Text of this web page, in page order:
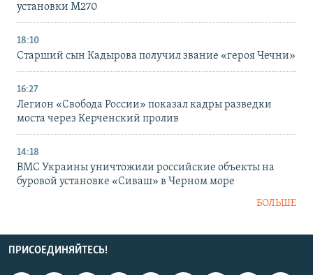
установки M270
18:10
Старший сын Кадырова получил звание «героя Чечни»
16:27
Легион «Свобода России» показал кадры разведки
моста через Керченский пролив
14:18
ВМС Украины уничтожили российские объекты на
буровой установке «Сиваш» в Черном море
БОЛЬШЕ
ПРИСОЕДИНЯЙТЕСЬ!